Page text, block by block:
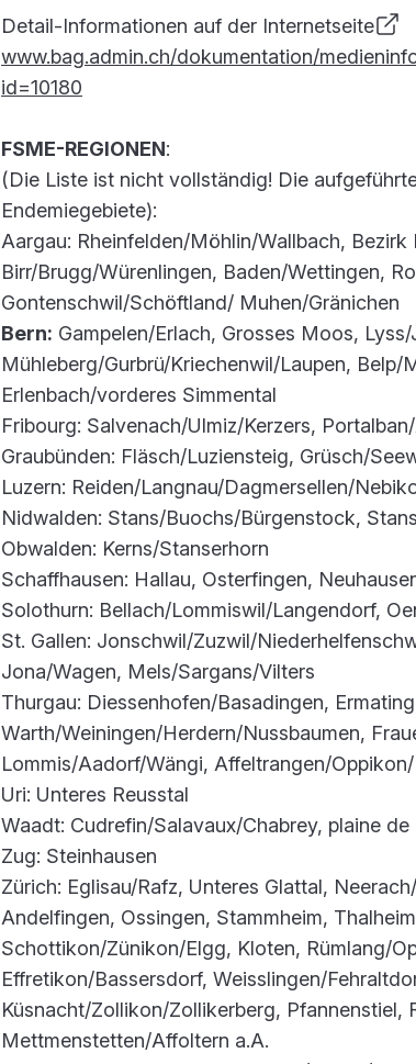
Detail-Informationen auf der Internetseite
www.bag.admin.ch/dokumentation/
id=10180
FSME-REGIONEN:
(Die Liste ist nicht vollständig! Die
Endemiegebiete):
Aargau: Rheinfelden/Möhlin/Wallbach,
Birr/Brugg/Würenlingen, Baden/Wettingen,
Gontenschwil/Schöftland/ Muhen/Gränichen
Bern: Gampelen/Erlach, Grosses Moos,
Mühleberg/Gurbrü/Kriechenwil/Laupen,
Erlenbach/vorderes Simmental
Fribourg: Salvenach/Ulmiz/Kerzers,
Graubünden: Fläsch/Luziensteig, Grüsch/
Luzern: Reiden/Langnau/Dagmersellen/
Nidwalden: Stans/Buochs/Bürgenstock,
Obwalden: Kerns/Stanserhorn
Schaffhausen: Hallau, Osterfingen,
Solothurn: Bellach/Lommiswil/Langendorf,
St. Gallen: Jonschwil/Zuzwil/
Jona/Wagen, Mels/Sargans/Vilters
Thurgau: Diessenhofen/Basadingen,
Warth/Weiningen/Herdern/Nussbaumen,
Lommis/Aadorf/Wängi, Affeltrangen/
Uri: Unteres Reusstal
Waadt: Cudrefin/Salavaux/Chabrey, plaine de
Zug: Steinhausen
Zürich: Eglisau/Rafz, Unteres Glattal,
Andelfingen, Ossingen, Stammheim,
Schottikon/Zünikon/Elgg, Kloten, Rümlang/
Effretikon/Bassersdorf, Weisslingen/
Küsnacht/Zollikon/Zollikerberg, Pfannenstiel,
Mettmenstetten/Affoltern a.A.